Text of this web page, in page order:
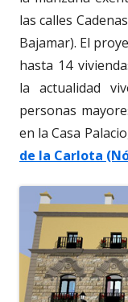
las calles
Bajamar). El
hasta 14
la actualidad
personas
en la Casa
de la Carlota